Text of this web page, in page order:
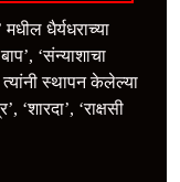
धैर्यधराच्या
‘संन्याशाचा
त्यांनी स्थापन केलेल्या
‘राक्षसी